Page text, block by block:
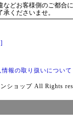
などお客様側のご都合
くださいませ。
情報の取り扱いについて
ショップ All Rights